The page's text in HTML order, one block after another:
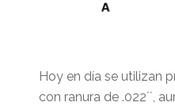
Hoy en día se utilizan
con ranura de .022´´,